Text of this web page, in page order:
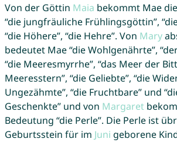
Von der Göttin Maia bekommt Mae
“die jungfräuliche Frühlingsgöttin”,
“die Höhere”, “die Hehre”. Von Mary
bedeutet Mae “die Wohlgenährte”,
“die Meeresmyrrhe”, “das Meer der
Meeresstern”, “die Geliebte”, “die
Ungezähmte”, “die Fruchtbare” und
Geschenkte” und von Margaret
Bedeutung “die Perle”. Die Perle ist
Geburtsstein für im Juni geborene